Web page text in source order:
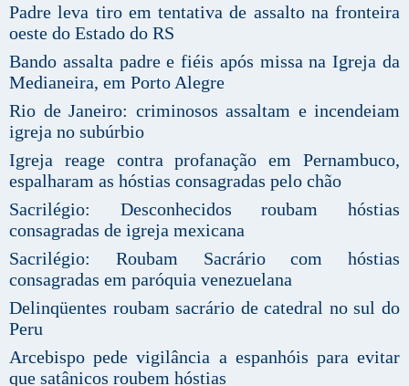
Padre leva tiro em tentativa de assalto na fronteira
oeste do Estado do RS
Bando assalta padre e fiéis após missa na Igreja da
Medianeira, em Porto Alegre
Rio de Janeiro: criminosos assaltam e incendeiam
igreja no subúrbio
Igreja reage contra profanação em Pernambuco,
espalharam as hóstias consagradas pelo chão
Sacrilégio: Desconhecidos roubam hóstias
consagradas de igreja mexicana
Sacrilégio: Roubam Sacrário com hóstias
consagradas em paróquia venezuelana
Delinqüentes roubam sacrário de catedral no sul do
Peru
Arcebispo pede vigilância a espanhóis para evitar
que satânicos roubem hóstias